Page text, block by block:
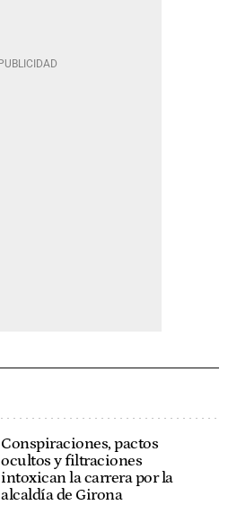
Conspiraciones, pactos
ocultos y filtraciones
intoxican la carrera por la
alcaldía de Girona